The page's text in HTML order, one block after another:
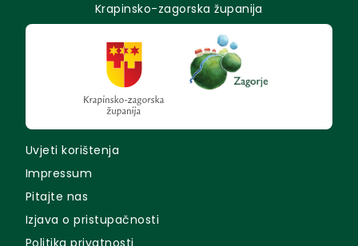
Krapinsko-zagorska županija
Uvjeti korištenja
Impressum
Pitajte nas
Izjava o pristupačnosti